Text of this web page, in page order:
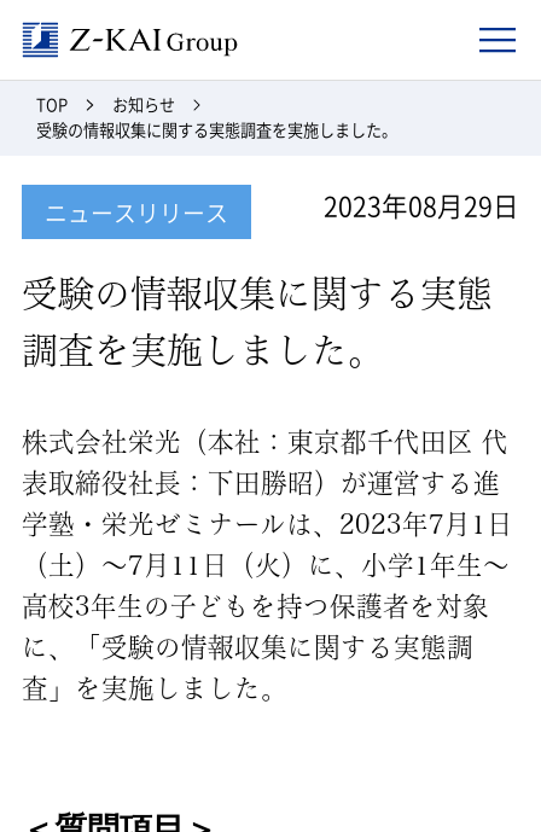
TOP
お知らせ
受験の情報収集に関する実態調査を実施しました。
ニュースリリース 2023年08月29日
受験の情報収集に関する実態
調査を実施しました。
株式会社栄光（本社：東京都千代田区 代
表取締役社長：下田勝昭）が運営する進
学塾・栄光ゼミナールは、2023年7月1日
（土）～7月11日（火）に、小学1年生～
高校3年生の子どもを持つ保護者を対象
に、「受験の情報収集に関する実態調
査」を実施しました。